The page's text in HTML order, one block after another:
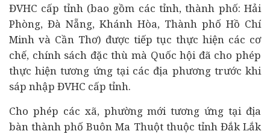
ĐVHC cấp tỉnh (bao gồm các tỉnh, thành phố: Hải
Phòng, Đà Nẵng, Khánh Hòa, Thành phố Hồ Chí
Minh và Cần Thơ) được tiếp tục thực hiện các cơ
chế, chính sách đặc thù mà Quốc hội đã cho phép
thực hiện tương ứng tại các địa phương trước khi
sáp nhập ĐVHC cấp tỉnh.
Cho phép các xã, phường mới tương ứng tại địa
bàn thành phố Buôn Ma Thuột thuộc tỉnh Đắk Lắk